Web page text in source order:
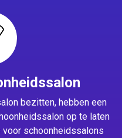
bezitten, hebben een
op te laten
schoonheidssalons